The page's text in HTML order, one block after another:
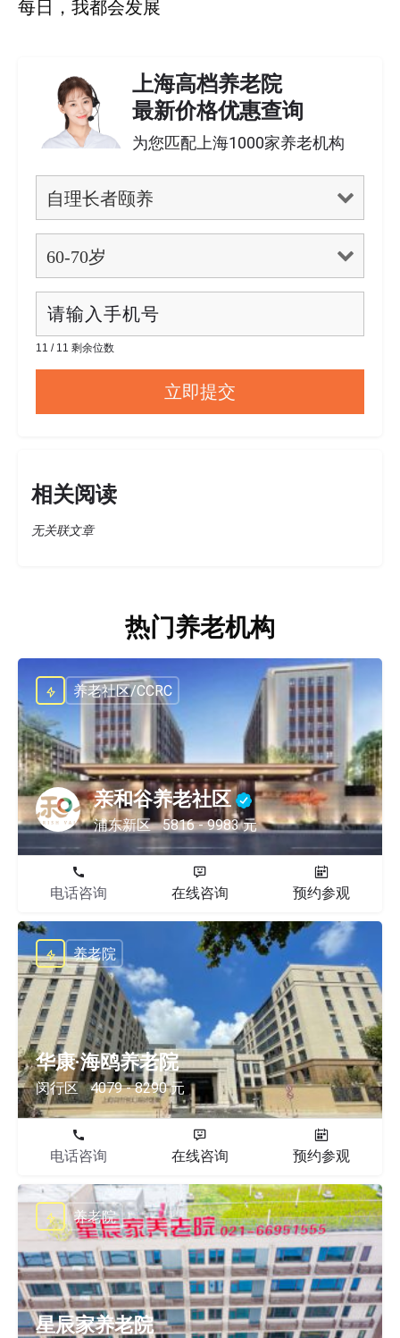
每日，我都会发展
上海高档养老院
最新价格优惠查询
为您匹配上海1000家养老机构
11 / 11 剩余位数
相关阅读
无关联文章
热门养老机构
亲和谷养老社区
浦东新区 5816 - 9983 元
养老社区/CCRC
电话咨询 在线咨询 预约参观
华康·海鸥养老院
闵行区 4079 - 8290 元
养老院
电话咨询 在线咨询 预约参观
星辰家养老院
养老院